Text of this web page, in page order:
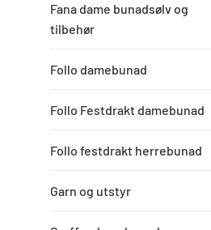
Fana dame bunadsølv og
tilbehør
Follo damebunad
Follo Festdrakt damebunad
Follo festdrakt herrebunad
Garn og utstyr